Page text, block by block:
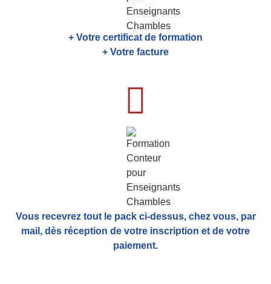
+ Votre certificat de formation
+ Votre facture
Vous recevrez tout le pack ci-dessus, chez vous, par
mail, dès réception de votre inscription et de votre
paiement.